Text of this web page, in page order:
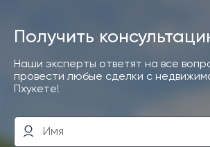
Получить
Наши эксперты ответят на все
провести любые сделки с
Пхукете!